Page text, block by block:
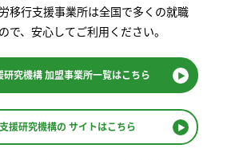
移⾏⽀援事業所は全国で多くの就職
で、安⼼してご利⽤ください。
研究機構加盟事業所一覧はこちら
援研究機構の サイトはこちら